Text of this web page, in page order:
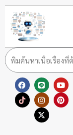
Skip
to
content
F
a
c
e
L
i
n
e
Y
o
u
t
T
i
k
t
I
n
s
t
a
g
P
i
n
t
X
-
t
w
i
t